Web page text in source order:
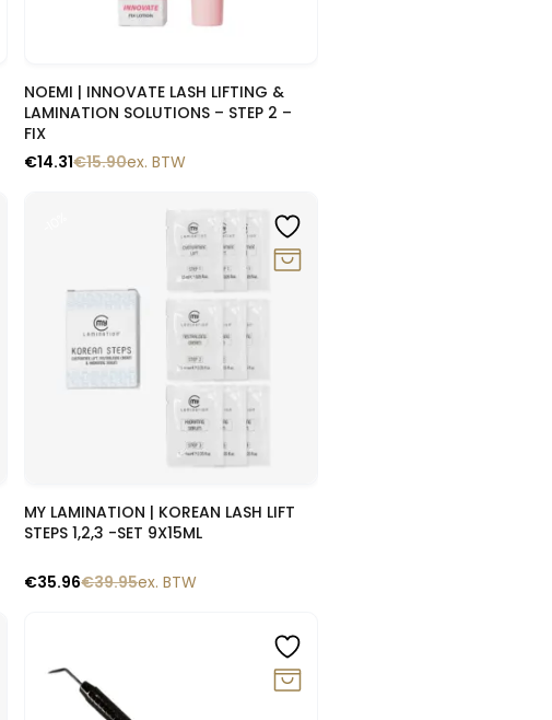
NOEMI | INNOVATE LASH LIFTING &
LAMINATION SOLUTIONS – STEP 2 –
FIX
€15.90
€14.31 ex. BTW
Snelle blik
MY LAMINATION | KOREAN LASH LIFT
STEPS 1,2,3 -SET 9X15ML
€39.95
€35.96 ex. BTW